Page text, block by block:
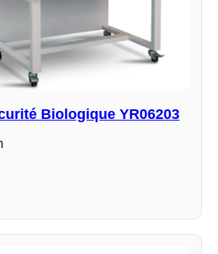
Biologique YR06203